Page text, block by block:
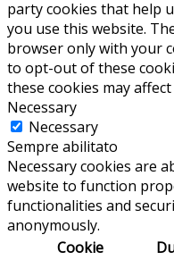
party cookies that help
you use this website.
browser only with your
to opt-out of these
these cookies may
Necessary
Necessary
Sempre abilitato
Necessary cookies are
website to function
functionalities and
anonymously.
Cookie